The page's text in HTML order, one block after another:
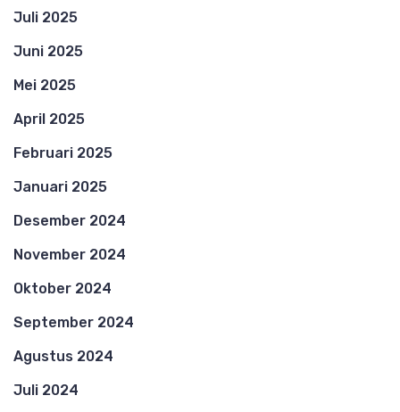
Juli 2025
Juni 2025
Mei 2025
April 2025
Februari 2025
Januari 2025
Desember 2024
November 2024
Oktober 2024
September 2024
Agustus 2024
Juli 2024